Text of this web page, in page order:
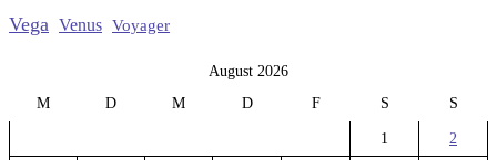
Vega Venus Voyager
August 2026
M
D M D F S S
1 2